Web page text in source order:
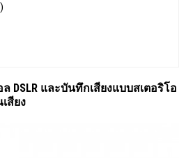
DSLR และบันทึกเสียงแบบสเตอริโอ
สียง